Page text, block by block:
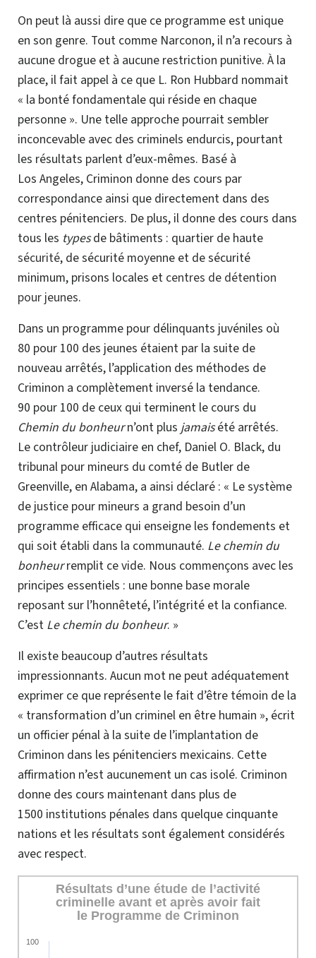
On peut là aussi dire que ce programme est unique
en son genre. Tout comme Narconon, il n’a recours à
aucune drogue et à aucune restriction punitive. À la
place, il fait appel à ce que L. Ron Hubbard nommait
« la bonté fondamentale qui réside en chaque
personne ». Une telle approche pourrait sembler
inconcevable avec des criminels endurcis, pourtant
les résultats parlent d’eux-mêmes. Basé à
Los Angeles, Criminon donne des cours par
correspondance ainsi que directement dans des
centres pénitenciers. De plus, il donne des cours dans
tous les typesde bâtiments : quartier de haute
sécurité, de sécurité moyenne et de sécurité
minimum, prisons locales et centres de détention
pour jeunes.
Dans un programme pour délinquants juvéniles où
80 pour 100 des jeunes étaient par la suite de
nouveau arrêtés, l’application des méthodes de
Criminon a complètement inversé la tendance.
90 pour 100 de ceux qui terminent le cours du
Chemin du bonheurn’ont plus jamaisété arrêtés.
Le contrôleur judiciaire en chef, Daniel O. Black, du
tribunal pour mineurs du comté de Butler de
Greenville, en Alabama, a ainsi déclaré : « Le système
de justice pour mineurs a grand besoin d’un
programme efficace qui enseigne les fondements et
qui soit établi dans la communauté. Le chemin du
bonheurremplit ce vide. Nous commençons avec les
principes essentiels : une bonne base morale
reposant sur l’honnêteté, l’intégrité et la confiance.
C’est Le chemin du bonheur. »
Il existe beaucoup d’autres résultats
impressionnants. Aucun mot ne peut adéquatement
exprimer ce que représente le fait d’être témoin de la
« transformation d’un criminel en être humain », écrit
un officier pénal à la suite de l’implantation de
Criminon dans les pénitenciers mexicains. Cette
affirmation n’est aucunement un cas isolé. Criminon
donne des cours maintenant dans plus de
1500 institutions pénales dans quelque cinquante
nations et les résultats sont également considérés
avec respect.
Résultats d’une étude de l’activité
criminelle avant et après avoir fait
le Programme de Criminon
100